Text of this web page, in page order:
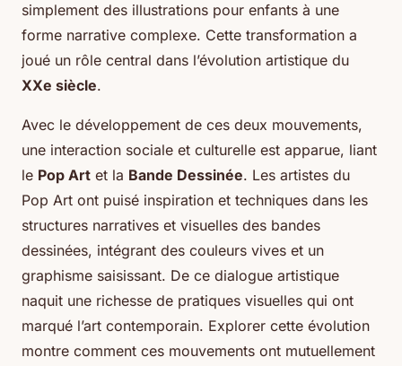
simplement des illustrations pour enfants à une
forme narrative complexe. Cette transformation a
joué un rôle central dans l’évolution artistique du
XXe siècle.
Avec le développement de ces deux mouvements,
une interaction sociale et culturelle est apparue, liant
le Pop Art et la Bande Dessinée. Les artistes du
Pop Art ont puisé inspiration et techniques dans les
structures narratives et visuelles des bandes
dessinées, intégrant des couleurs vives et un
graphisme saisissant. De ce dialogue artistique
naquit une richesse de pratiques visuelles qui ont
marqué l’art contemporain. Explorer cette évolution
montre comment ces mouvements ont mutuellement